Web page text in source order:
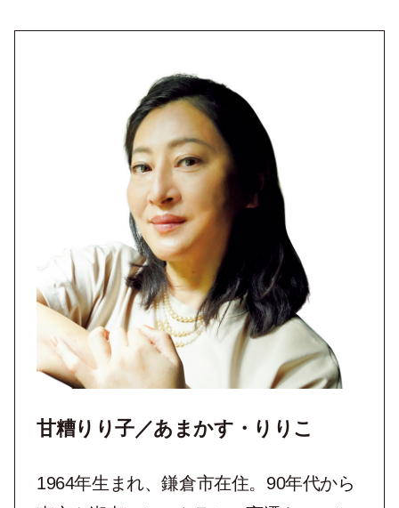
甘糟りり子／あまかす・りりこ
1964年生まれ、鎌倉市在住。90年代から